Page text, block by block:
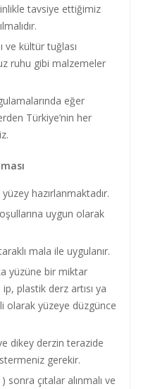
tavsiye ettiğimiz
ve kültür tuğlası
ruhu gibi malzemeler
eğer
Türkiye’nin her
hazırlanmaktadır.
uygun olarak
mala ile uygulanır.
yüzüne bir miktar
ip, plastik derz artısı ya
olarak yüzeye düzgünce
dikey derzin terazide
gerekir.
sonra çıtalar alınmalı ve